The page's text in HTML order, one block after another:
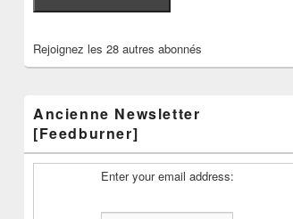
Rejoignez les 28 autres abonnés
Ancienne Newsletter
[Feedburner]
Enter your email address: